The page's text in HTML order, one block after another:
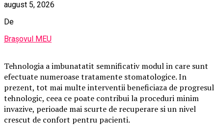
august 5, 2026
De
Brașovul MEU
Tehnologia a imbunatatit semnificativ modul in care sunt
efectuate numeroase tratamente stomatologice. In
prezent, tot mai multe interventii beneficiaza de progresul
tehnologic, ceea ce poate contribui la proceduri minim
invazive, perioade mai scurte de recuperare si un nivel
crescut de confort pentru pacienti.